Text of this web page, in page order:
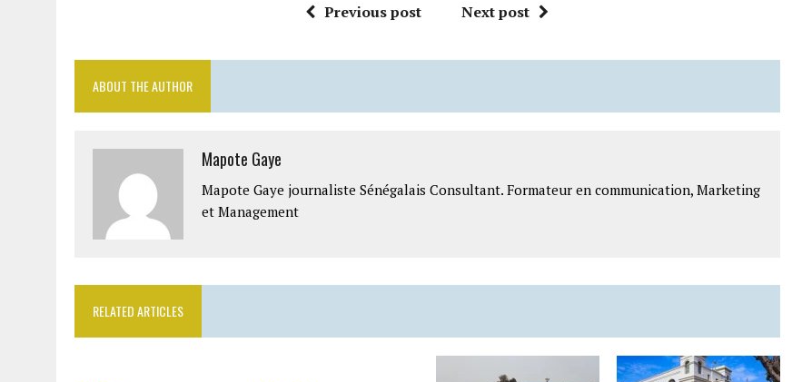
Previous post Next post
ABOUT THE AUTHOR
Mapote Gaye
Mapote Gaye journaliste Sénégalais Consultant. Formateur en communication, Marketing
et Management
RELATED ARTICLES